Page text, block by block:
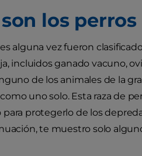
los
alguna vez fueron
incluidos ganado vacuno,
de los animales de la
uno solo. Esta raza de
para protegerlo de los
te muestro solo